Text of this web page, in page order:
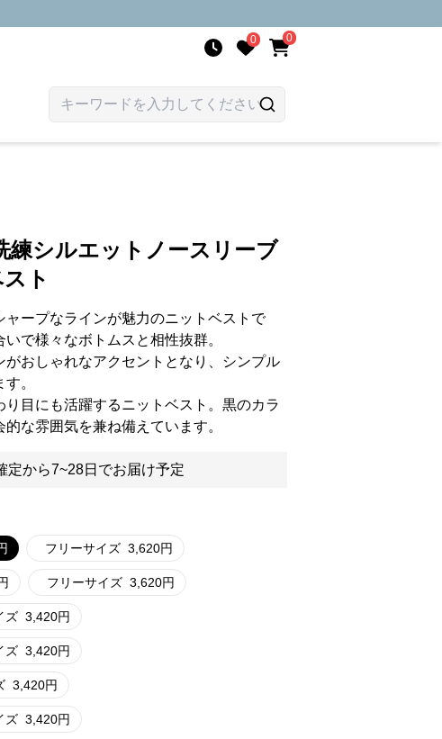
0 0
練シルエットノースリーブ
ト
ャープなラインが魅力のニットベストで
で様々なボトムスと相性抜群。
がおしゃれなアクセントとなり、シンプル
。
目にも活躍するニットベスト。黒のカラ
な雰囲気を兼ね備えています。
定から7~28日でお届け予定
フリーサイズ 3,620円
フリーサイズ 3,620円
ズ 3,420円
ズ 3,420円
3,420円
ズ 3,420円